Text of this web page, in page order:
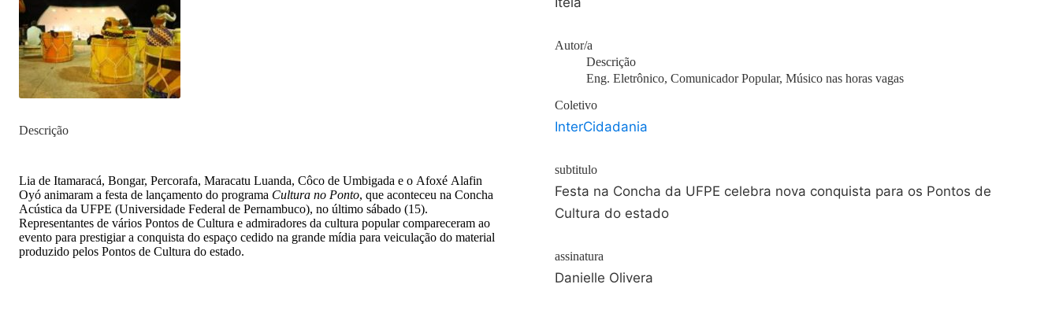
Descrição
Lia de Itamaracá, Bongar, Percorafa, Maracatu Luanda, Côco de Umbigada e o Afoxé Alafin
Oyó animaram a festa de lançamento do programa Cultura no Ponto, que aconteceu na Concha
Acústica da UFPE (Universidade Federal de Pernambuco), no último sábado (15).
Representantes de vários Pontos de Cultura e admiradores da cultura popular compareceram ao
evento para prestigiar a conquista do espaço cedido na grande mídia para veiculação do material
produzido pelos Pontos de Cultura do estado.
Autor/a
Descrição
Eng. Eletrônico, Comunicador Popular, Músico nas horas vagas
Coletivo
InterCidadania
subtitulo
Festa na Concha da UFPE celebra nova conquista para os Pontos de
Cultura do estado
assinatura
Danielle Olivera